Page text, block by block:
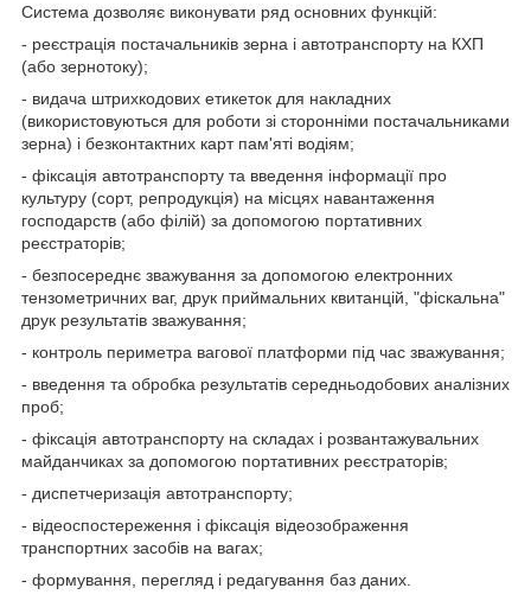
Система дозволяє виконувати ряд основних функцій:
- реєстрація постачальників зерна і автотранспорту на КХП
(або зернотоку);
- видача штрихкодових етикеток для накладних
(використовуються для роботи зі сторонніми постачальниками
зерна) і безконтактних карт пам'яті водіям;
- фіксація автотранспорту та введення інформації про
культуру (сорт, репродукція) на місцях навантаження
господарств (або філій) за допомогою портативних
реєстраторів;
- безпосереднє зважування за допомогою електронних
тензометричних ваг, друк приймальних квитанцій, "фіскальна"
друк результатів зважування;
- контроль периметра вагової платформи під час зважування;
- введення та обробка результатів середньодобових аналізних
проб;
- фіксація автотранспорту на складах і розвантажувальних
майданчиках за допомогою портативних реєстраторів;
- диспетчеризація автотранспорту;
- відеоспостереження і фіксація відеозображення
транспортних засобів на вагах;
- формування, перегляд і редагування баз даних.